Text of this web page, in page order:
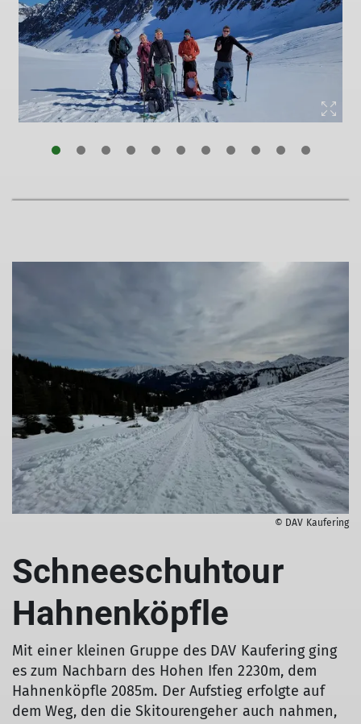
© DAV Kaufering
Schneeschuhtour
Hahnenköpfle
Mit einer kleinen Gruppe des DAV Kaufering ging
es zum Nachbarn des Hohen Ifen 2230m, dem
Hahnenköpfle 2085m. Der Aufstieg erfolgte auf
dem Weg, den die Skitourengeher auch nahmen,